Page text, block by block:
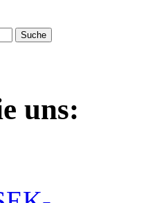
uns: